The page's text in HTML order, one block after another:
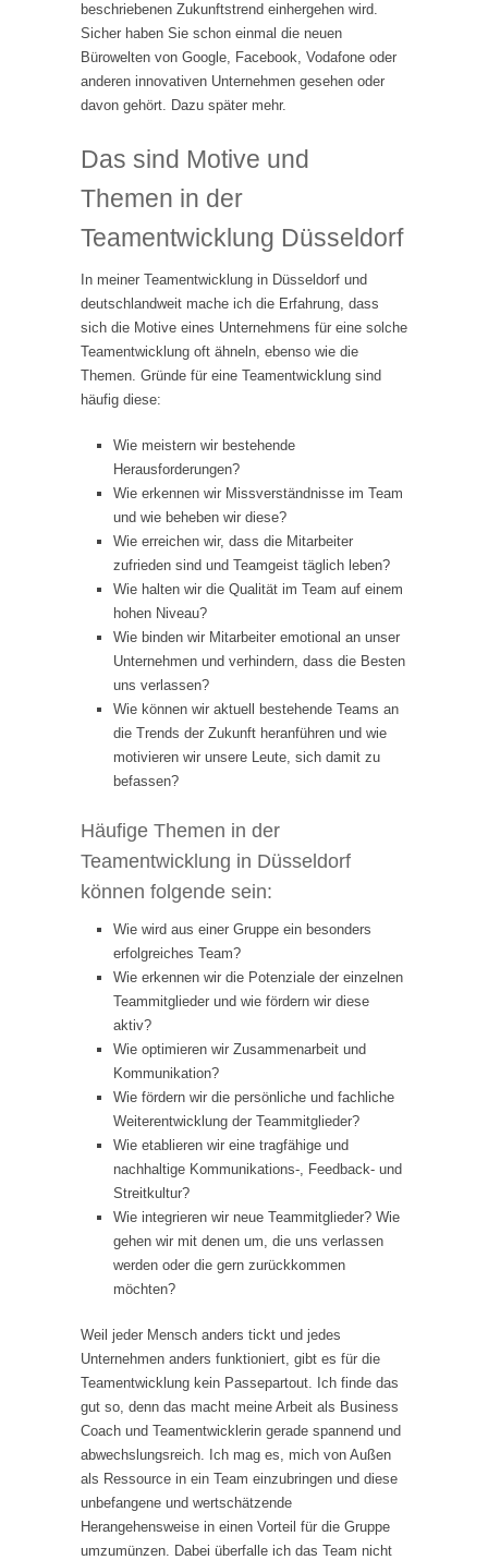
beschriebenen Zukunftstrend einhergehen wird.
Sicher haben Sie schon einmal die neuen
Bürowelten von Google, Facebook, Vodafone oder
anderen innovativen Unternehmen gesehen oder
davon gehört. Dazu später mehr.
Das sind Motive und
Themen in der
Teamentwicklung Düsseldorf
In meiner Teamentwicklung in Düsseldorf und
deutschlandweit mache ich die Erfahrung, dass
sich die Motive eines Unternehmens für eine solche
Teamentwicklung oft ähneln, ebenso wie die
Themen. Gründe für eine Teamentwicklung sind
häufig diese:
Wie meistern wir bestehende
Herausforderungen?
Wie erkennen wir Missverständnisse im Team
und wie beheben wir diese?
Wie erreichen wir, dass die Mitarbeiter
zufrieden sind und Teamgeist täglich leben?
Wie halten wir die Qualität im Team auf einem
hohen Niveau?
Wie binden wir Mitarbeiter emotional an unser
Unternehmen und verhindern, dass die Besten
uns verlassen?
Wie können wir aktuell bestehende Teams an
die Trends der Zukunft heranführen und wie
motivieren wir unsere Leute, sich damit zu
befassen?
Häufige Themen in der
Teamentwicklung in Düsseldorf
können folgende sein:
Wie wird aus einer Gruppe ein besonders
erfolgreiches Team?
Wie erkennen wir die Potenziale der einzelnen
Teammitglieder und wie fördern wir diese
aktiv?
Wie optimieren wir Zusammenarbeit und
Kommunikation?
Wie fördern wir die persönliche und fachliche
Weiterentwicklung der Teammitglieder?
Wie etablieren wir eine tragfähige und
nachhaltige Kommunikations-, Feedback- und
Streitkultur?
Wie integrieren wir neue Teammitglieder? Wie
gehen wir mit denen um, die uns verlassen
werden oder die gern zurückkommen
möchten?
Weil jeder Mensch anders tickt und jedes
Unternehmen anders funktioniert, gibt es für die
Teamentwicklung kein Passepartout. Ich finde das
gut so, denn das macht meine Arbeit als Business
Coach und Teamentwicklerin gerade spannend und
abwechslungsreich. Ich mag es, mich von Außen
als Ressource in ein Team einzubringen und diese
unbefangene und wertschätzende
Herangehensweise in einen Vorteil für die Gruppe
umzumünzen. Dabei überfalle ich das Team nicht